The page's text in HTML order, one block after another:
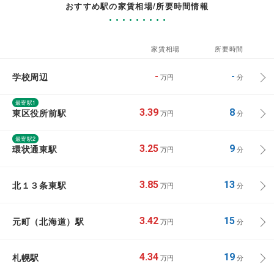
おすすめ駅の家賃相場/所要時間情報
家賃相場 所要時間
学校周辺 - 万円 - 分
最寄駅1
東区役所前駅 3.39 万円 8分
最寄駅2
環状通東駅 3.25 万円 9分
北１３条東駅 3.85 万円 13分
元町（北海道）駅 3.42 万円 15分
札幌駅 4.34 万円 19分